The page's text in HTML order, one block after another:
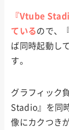
『Vtube
ているので、
ば同時起動し
す。
グラフィック
Stadio』を同
像にカクつき